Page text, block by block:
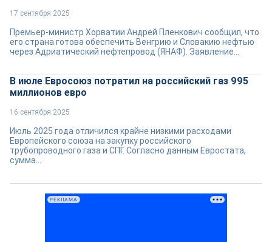
17 сентября 2025
Премьер-министр Хорватии Андрей Пленкович сообщил, что
его страна готова обеспечить Венгрию и Словакию нефтью
через Адриатический нефтепровод (ЯНАФ). Заявление...
В июле Евросоюз потратил на российский газ 995
миллионов евро
16 сентября 2025
Июль 2025 года отличился крайне низкими расходами
Европейского союза на закупку российского
трубопроводного газа и СПГ. Согласно данным Евростата,
сумма...
РЕКЛАМА